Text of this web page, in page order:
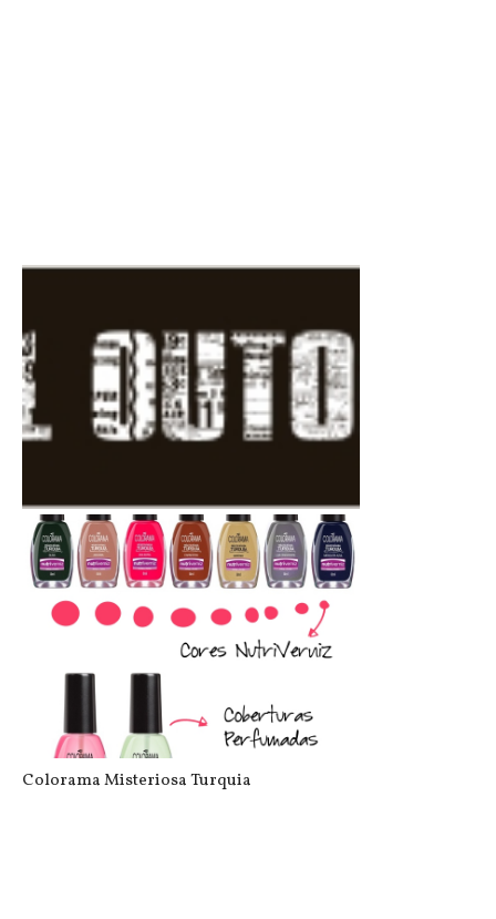
Colcci: Coquetel de Lançamento Outo...
Colorama Misteriosa Turquia